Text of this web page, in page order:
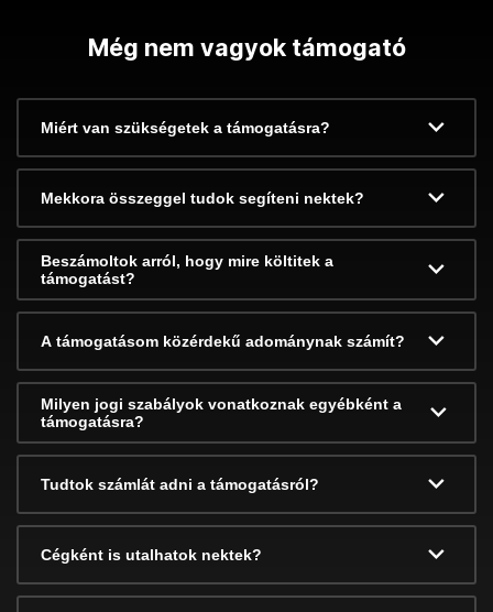
Még nem vagyok támogató
Miért van szükségetek a támogatásra?
Mekkora összeggel tudok segíteni nektek?
Beszámoltok arról, hogy mire költitek a
támogatást?
A támogatásom közérdekű adománynak számít?
Milyen jogi szabályok vonatkoznak egyébként a
támogatásra?
Tudtok számlát adni a támogatásról?
Cégként is utalhatok nektek?